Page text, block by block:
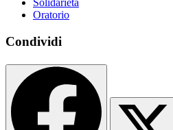
Solidarietà
Oratorio
Condividi